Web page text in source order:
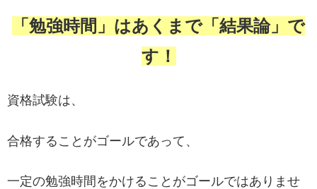
「勉強時間」はあくまで「結果論」で
す！
資格試験は、
合格することがゴールであって、
一定の勉強時間をかけることがゴールではありませ